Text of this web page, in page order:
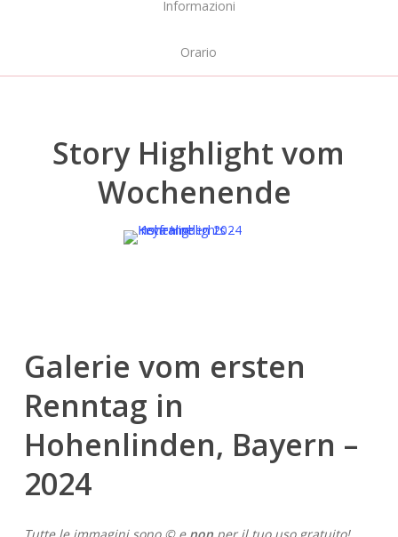
Informazioni
Orario
Story Highlight vom
Wochenende
Galerie vom ersten
Renntag in
Hohenlinden, Bayern –
2024